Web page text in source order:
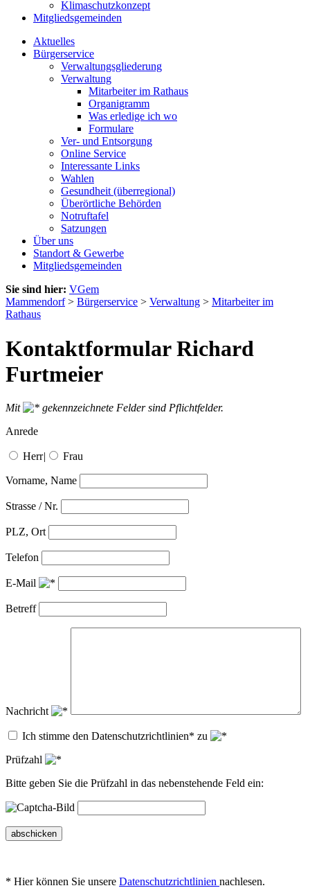
Klimaschutzkonzept
Mitgliedsgemeinden
Aktuelles
Bürgerservice
Verwaltungsgliederung
Verwaltung
Mitarbeiter im Rathaus
Organigramm
Was erledige ich wo
Formulare
Ver- und Entsorgung
Online Service
Interessante Links
Wahlen
Gesundheit (überregional)
Überörtliche Behörden
Notruftafel
Satzungen
Über uns
Standort & Gewerbe
Mitgliedsgemeinden
Sie sind hier: VGem
Mammendorf> Bürgerservice > Verwaltung > Mitarbeiter im
Rathaus
Kontaktformular Richard
Furtmeier
Mit
gekennzeichnete Felder sind Pflichtfelder.
Anrede
Herr| Frau
Vorname, Name
Strasse / Nr.
PLZ, Ort
Telefon
E-Mail
Betreff
Nachricht
Ich stimme den Datenschutzrichtlinien* zu
Prüfzahl
Bitte geben Sie die Prüfzahl in das nebenstehende Feld ein:
abschicken
* Hier können Sie unsere Datenschutzrichtlinien nachlesen.